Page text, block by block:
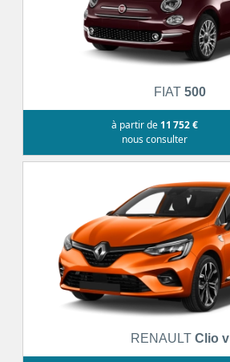
FIAT 500
à partir de 11 752 €
nous consulter
RENAULT Clio v